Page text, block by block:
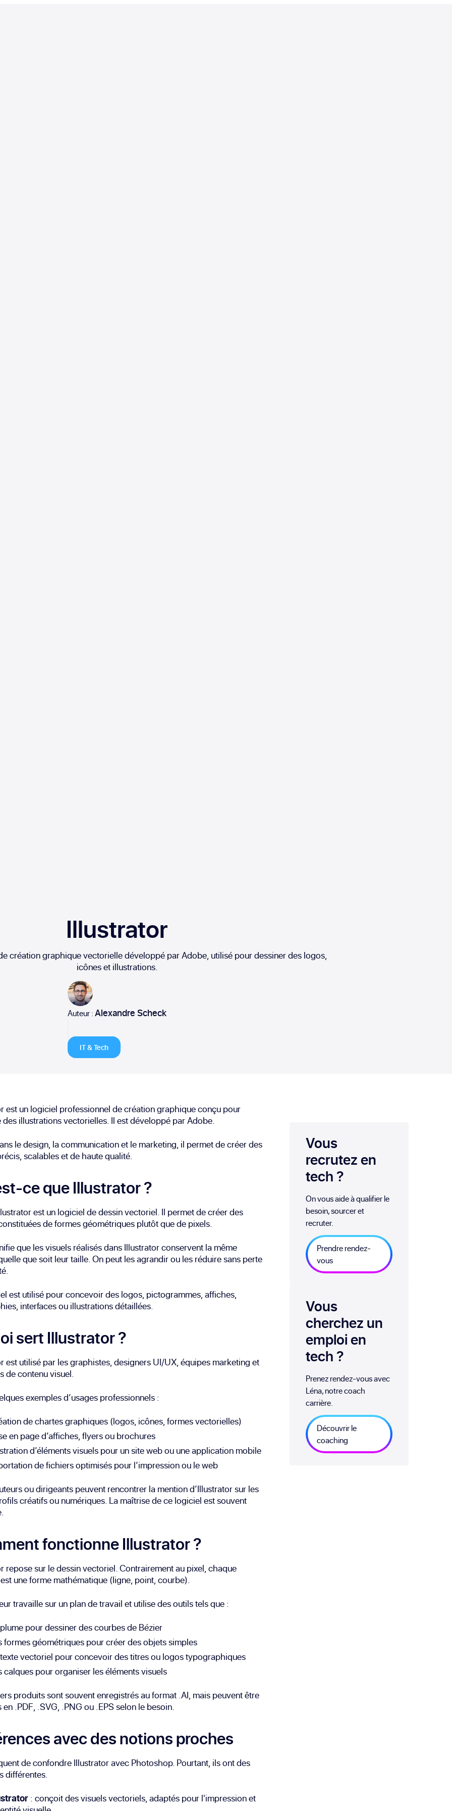
Illustrator
création graphique vectorielle développé par Adobe, utilisé pour dessiner des logos,
icônes et illustrations.
Auteur :Alexandre Scheck
IT & Tech
est un logiciel professionnel de création graphique conçu pour
illustrations vectorielles. Il est développé par Adobe.
le design, la communication et le marketing, il permet de créer des
scalables et de haute qualité.
ce que Illustrator ?
est un logiciel de dessin vectoriel. Il permet de créer des
de formes géométriques plutôt que de pixels.
que les visuels réalisés dans Illustrator conservent la même
que soit leur taille. On peut les agrandir ou les réduire sans perte
est utilisé pour concevoir des logos, pictogrammes, affiches,
interfaces ou illustrations détaillées.
sert Illustrator ?
est utilisé par les graphistes, designers UI/UX, équipes marketing et
de contenu visuel.
exemples d’usages professionnels :
de chartes graphiques (logos, icônes, formes vectorielles)
en page d’affiches, flyers ou brochures
d’éléments visuels pour un site web ou une application mobile
de fichiers optimisés pour l’impression ou le web
ou dirigeants peuvent rencontrer la mention d’Illustrator sur les
créatifs ou numériques. La maîtrise de ce logiciel est souvent
fonctionne Illustrator ?
repose sur le dessin vectoriel. Contrairement au pixel, chaque
une forme mathématique (ligne, point, courbe).
travaille sur un plan de travail et utilise des outils tels que :
pour dessiner des courbes de Bézier
formes géométriques pour créer des objets simples
vectoriel pour concevoir des titres ou logos typographiques
calques pour organiser les éléments visuels
produits sont souvent enregistrés au format .AI, mais peuvent être
.PDF, .SVG, .PNG ou .EPS selon le besoin.
avec des notions proches
de confondre Illustrator avec Photoshop. Pourtant, ils ont des
différentes.
: conçoit des visuels vectoriels, adaptés pour l'impression et
Vous
recrutez en
tech?
On vous aide à qualifier le
besoin, sourcer et
recruter.
Prendre rendez-
vous
Vous
cherchez un
emploien
tech?
Prenez rendez-vous avec
Léna, notre coach
carrière.
Découvrir le
coaching